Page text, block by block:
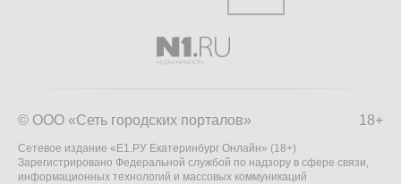
18+
© ООО «Сеть городских порталов»
Сетевое издание «Е1.РУ Екатеринбург Онлайн» (18+)
Зарегистрировано Федеральной службой по надзору в сфере связи,
информационных технологий и массовых коммуникаций